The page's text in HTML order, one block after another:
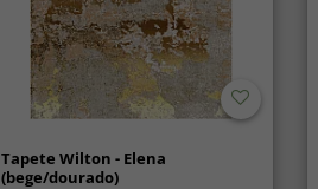
Tapete Wilton - Elena
(bege/dourado)